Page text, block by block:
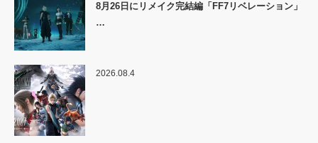
8月26日にリメイク完結編「FF7リベレーション」
…
2026.08.4